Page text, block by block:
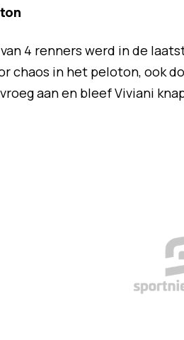
4 renners werd in de
chaos in het peloton, ook
aan en bleef Viviani